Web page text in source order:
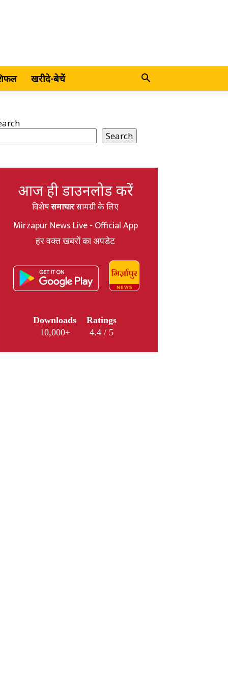
खरीदे-बेचें
Search
आज ही डाउनलोड करें
विशेषसमाचारसामग्री के लिए
Mirzapur News Live - Official App
हर वक्त खबरों का अपडेट
Downloads
10,000+
Ratings
4.4 / 5